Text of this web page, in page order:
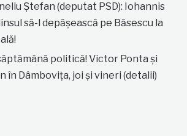
Ștefan (deputat PSD): Iohannis
să-l depășească pe Băsescu la
politică! Victor Ponta și
în Dâmbovița, joi și vineri (detalii)